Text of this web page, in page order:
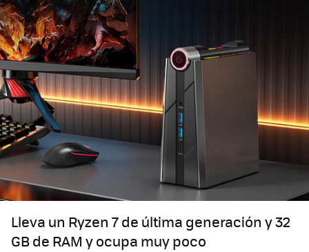
Lleva un Ryzen 7 de última generación y 32
GB de RAM y ocupa muy poco